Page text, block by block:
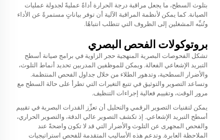
بتلوث السطح، ما يجعل مراقبة درجة الحرارة أداةً عمليةً لجدولة عمليات
الصيانة. كما يمكن لأنظمة المراقبة الآلية أن توفر بياناتٍ مستمرةً عن الأداء
وتُنبِّه المشغلين إلى الظروف التي تتطلب انتباهًا.
بروتوكولات الفحص البصري
تشكل الفحوصات البصرية المنهجية حجر الزاوية في برامج صيانة أسطح
التبريد الإشعاعي الفعالة. ويمكن للموظفين المدربين تحديد أنماط التلوث،
والأضرار السطحية، وتدهور الطلاء من خلال جداول الفحص المنتظمة.
وتساعد التصوير والتوثيق في تتبع التغيرات التي تطرأ على حالة السطح مع
مرور الوقت، وتقييم فعالية إجراءات التنظيف.
يمكن لتقنيات التصوير الرقمي والتحليل أن تعزِّز القدرات البصرية في تقييم
أسطح التبريد الإشعاعي. إذ تكشف التصوير عالي الدقة، والتصوير الحراري،
والفحص المجهرى عن التلوث والأضرار التي قد لا تكون واضحةً عند
الملاحظة العابرة. وتدعم هذه الأساليب المتقدمة للفحص استراتيجيات